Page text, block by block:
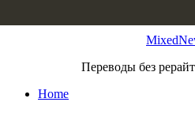
Переводы без
Home